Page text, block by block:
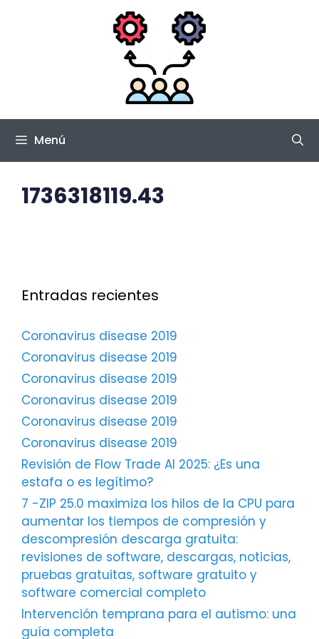
Menú
1736318119.43
Entradas recientes
Coronavirus disease 2019
Coronavirus disease 2019
Coronavirus disease 2019
Coronavirus disease 2019
Coronavirus disease 2019
Coronavirus disease 2019
Revisión de Flow Trade AI 2025: ¿Es una
estafa o es legítimo?
7 -ZIP 25.0 maximiza los hilos de la CPU para
aumentar los tiempos de compresión y
descompresión descarga gratuita:
revisiones de software, descargas, noticias,
pruebas gratuitas, software gratuito y
software comercial completo
Intervención temprana para el autismo: una
guía completa